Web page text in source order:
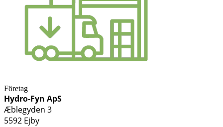
Företag
Hydro-Fyn ApS
Æblegyden 3
5592 Ejby